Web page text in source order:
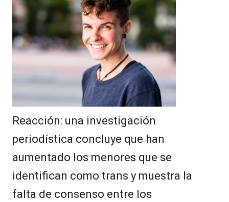
Reacción: una investigación
periodística concluye que han
aumentado los menores que se
identifican como trans y muestra la
falta de consenso entre los